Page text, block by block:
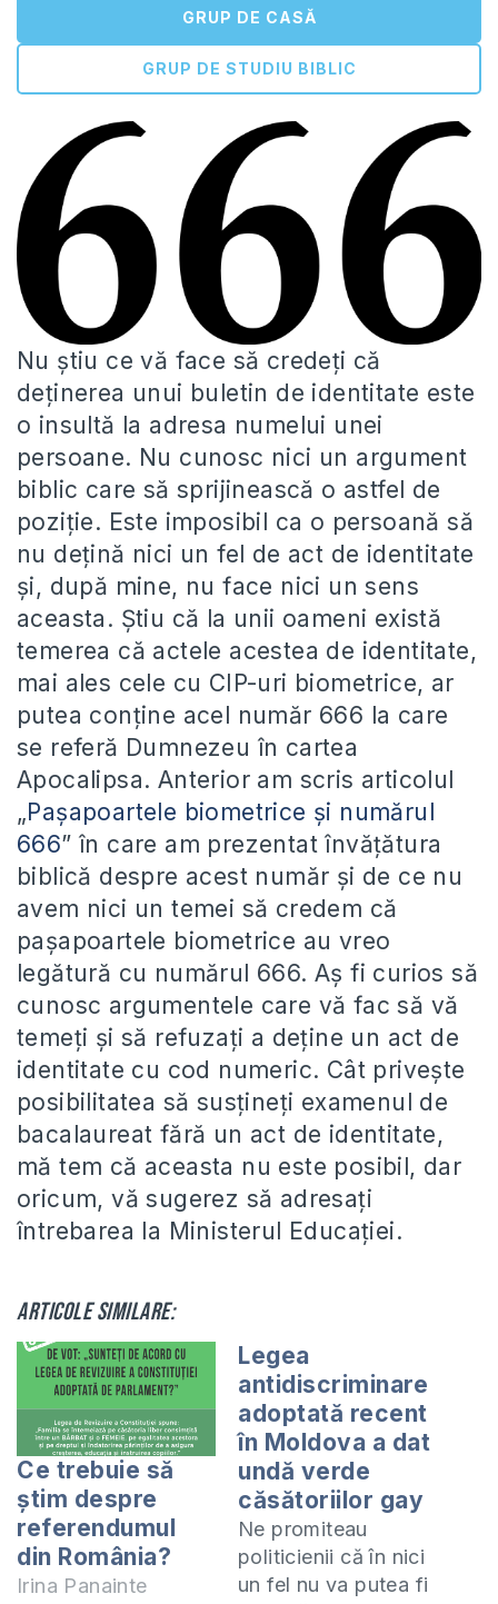
GRUP DE CASĂ
GRUP DE STUDIU BIBLIC
Nu știu ce vă face să credeți că
deținerea unui buletin de identitate este
o insultă la adresa numelui unei
persoane. Nu cunosc nici un argument
biblic care să sprijinească o astfel de
poziție. Este imposibil ca o persoană să
nu dețină nici un fel de act de identitate
și, după mine, nu face nici un sens
aceasta. Știu că la unii oameni există
temerea că actele acestea de identitate,
mai ales cele cu CIP-uri biometrice, ar
putea conține acel număr 666 la care
se referă Dumnezeu în cartea
Apocalipsa. Anterior am scris articolul
„Pașapoartele biometrice și numărul
666” în care am prezentat învățătura
biblică despre acest număr și de ce nu
avem nici un temei să credem că
pașapoartele biometrice au vreo
legătură cu numărul 666. Aș fi curios să
cunosc argumentele care vă fac să vă
temeți și să refuzați a deține un act de
identitate cu cod numeric. Cât privește
posibilitatea să susțineți examenul de
bacalaureat fără un act de identitate,
mă tem că aceasta nu este posibil, dar
oricum, vă sugerez să adresați
întrebarea la Ministerul Educației.
Articole similare:
Ce trebuie să
știm despre
referendumul
din România?
Irina Panainte
Legea
antidiscriminare
adoptată recent
în Moldova a dat
undă verde
căsătoriilor gay
Ne promiteau
politicienii că în nici
un fel nu va putea fi